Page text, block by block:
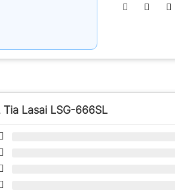
Lasai LSG-666SL